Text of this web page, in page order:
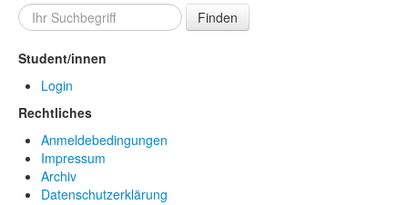
Finden
Student/innen
Login
Rechtliches
Anmeldebedingungen
Impressum
Archiv
Datenschutzerklärung